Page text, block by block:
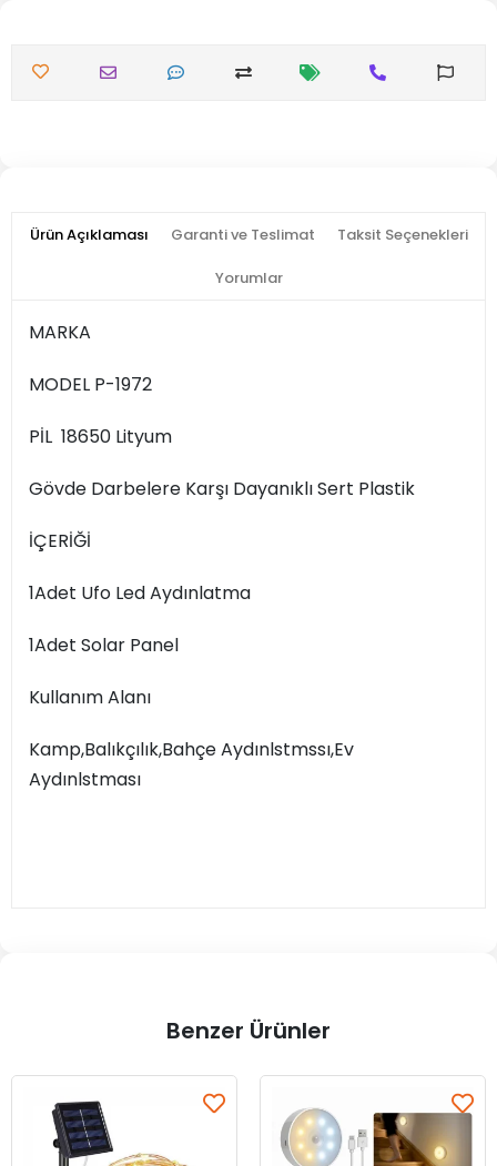
Ürün Açıklaması Garanti ve Teslimat Taksit Seçenekleri
Yorumlar
MARKA
MODEL P-1972
PİL 18650 Lityum
Gövde Darbelere Karşı Dayanıklı Sert Plastik
İÇERİĞİ
1Adet Ufo Led Aydınlatma
1Adet Solar Panel
Kullanım Alanı
Kamp,Balıkçılık,Bahçe Aydınlstmssı,Ev
Aydınlstması
Benzer Ürünler